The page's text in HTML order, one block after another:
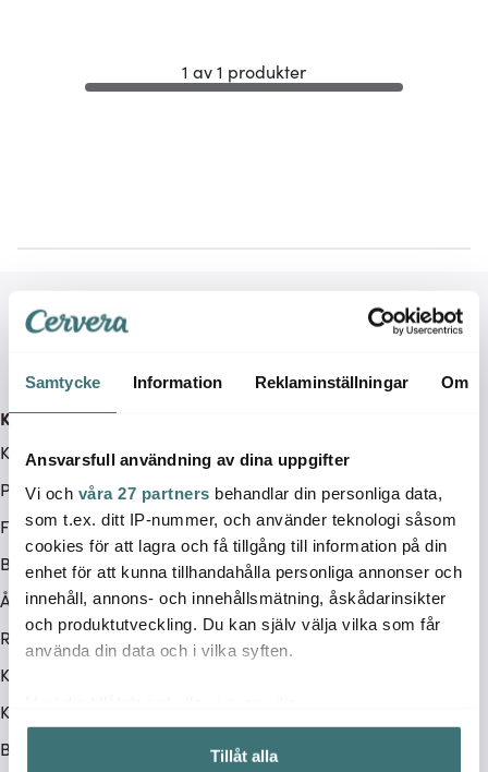
Samtycke Information Reklaminställningar Om
Ansvarsfull användning av dina uppgifter
Vi och våra 27 partners behandlar din personliga data,
som t.ex. ditt IP-nummer, och använder teknologi såsom
cookies för att lagra och få tillgång till information på din
enhet för att kunna tillhandahålla personliga annonser och
innehåll, annons- och innehållsmätning, åskådarinsikter
och produktutveckling. Du kan själv välja vilka som får
använda din data och i vilka syften.
Samla in information om din geografiska plats som
kan ha en noggrannhet på upp till flera meter
Tillåt alla
1 av 1 produkter
Kundservice
Kontakta oss / FAQ
Presentkort
Frakt & leverans
Betalningsalternativ
Ångerrätt
Retur & Reklamation
Köpvillkor
Kampanjvillkor
BRA DEAL